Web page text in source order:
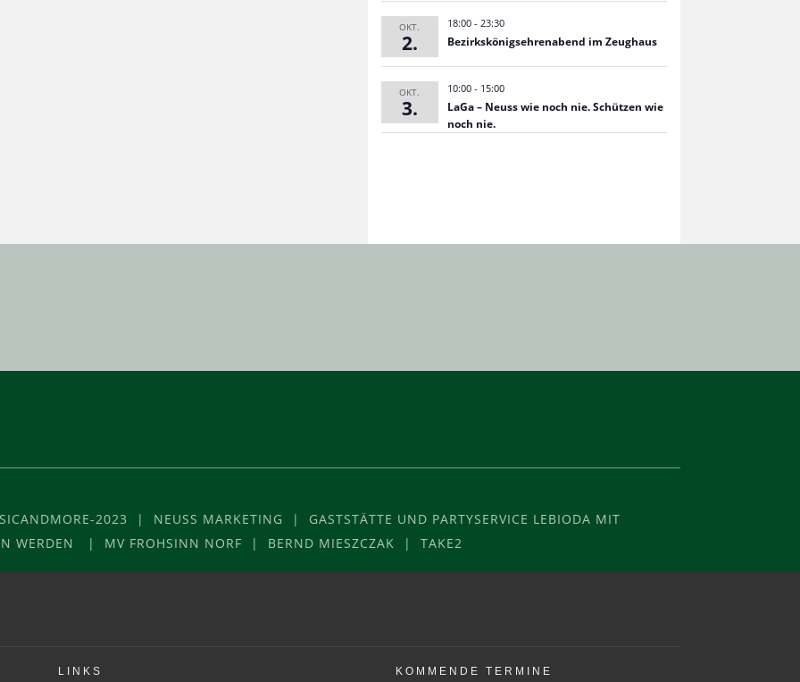
OKT.
2
18:00- 23:30
Bezirks­kö­nigs­eh­ren­abend im Zeughaus
OKT.
3
10:00- 15:00
LaGa – Neuss wie noch nie. Schüt­zen wie
noch nie.
2023 | NEUSS MARKETING | GASTSTÄTTE UND PARTYSERVICE LEBIODA MIT
WERDEN | MV FROHSINN NORF | BERND MIESZCZAK | TAKE2
LINKS KOMMENDE TERMINE